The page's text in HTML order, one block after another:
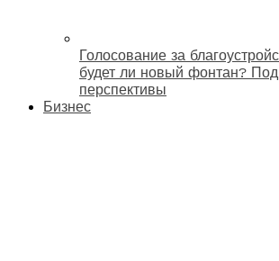
Голосование за
будет ли новый фонтан?
перспективы
Бизнес